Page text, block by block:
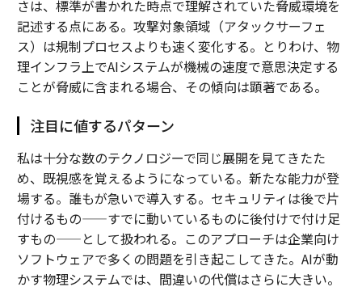
さは、標準が書かれた時点で理解されていた脅威環境を
記述する点にある。攻撃対象領域（アタックサーフェ
ス）は規制プロセスよりも速く変化する。とりわけ、物
理インフラ上でAIシステムが機械の速度で意思決定する
ことが脅威に含まれる場合、その傾向は顕著である。
注目に値するパターン
私は十分な数のテクノロジーで同じ展開を見てきたた
め、既視感を覚えるようになっている。新たな能力が登
場する。誰もが急いで導入する。セキュリティは後で片
付けるもの——すでに動いているものに後付けで付け足
すもの——として扱われる。このアプローチは企業向け
ソフトウェアで多くの問題を引き起こしてきた。AIが動
かす物理システムでは、間違いの代償はさらに大きい。